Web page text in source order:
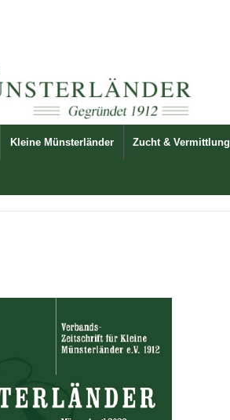
Kleine Münsterländer Zucht & Vermittlung